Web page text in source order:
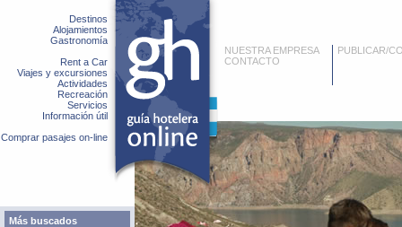
Destinos
Alojamientos
Gastronomía
Rent a Car
Viajes y excursiones
Actividades
Recreación
Servicios
Información útil
Comprar pasajes on-line
Más buscados
NUESTRA EMPRESA
CONTACTO
PUBLICAR/